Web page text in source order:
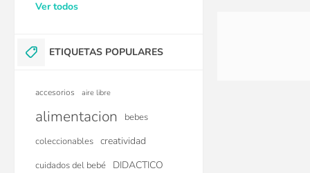
Ver todos
ETIQUETAS POPULARES
accesorios aire libre
alimentacion bebes
coleccionables creatividad
cuidados del bebé DIDACTICO